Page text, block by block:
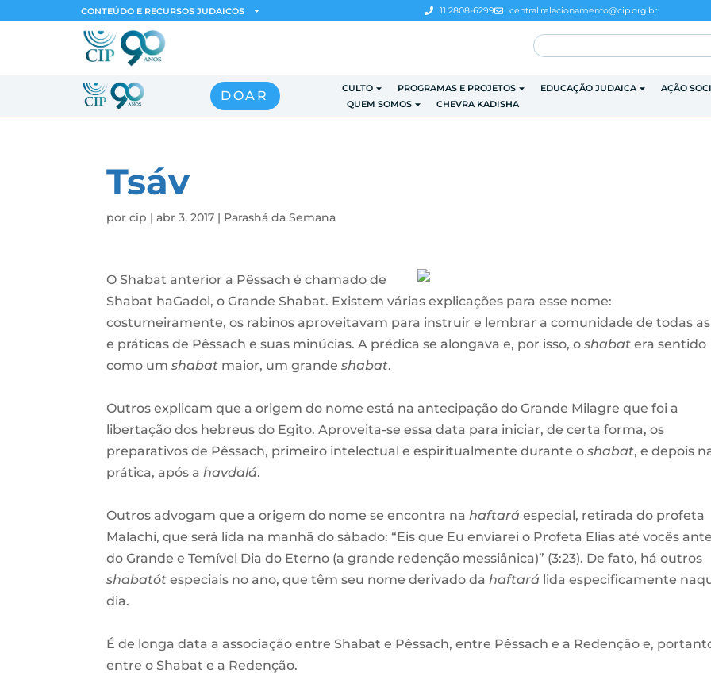
CONTEÚDO E RECURSOS JUDAICOS 11 2808-6299 central.relacionamento@cip.org.br
DOAR CULTO PROGRAMAS E PROJETOS EDUCAÇÃO JUDAICA AÇÃO
QUEM SOMOS
CHEVRA KADISHA
Tsáv
porcip |abr 3, 2017 | Parashá da Semana
O Shabat anterior a Pêssach é chamado de
Shabat haGadol, o Grande Shabat. Existem várias explicações para esse nome:
costumeiramente, os rabinos aproveitavam para instruir e lembrar a comunidade de todas as
e práticas de Pêssach e suas minúcias. A prédica se alongava e, por isso, oshabat era sentido
como umshabat maior, um grandeshabat.
Outros explicam que a origem do nome está na antecipação do Grande Milagre que foi a
libertação dos hebreus do Egito. Aproveita-se essa data para iniciar, de certa forma, os
preparativos de Pêssach, primeiro intelectual e espiritualmente durante oshabat, e depois
prática, após ahavdalá.
Outros advogam que a origem do nome se encontra nahaftará especial, retirada do profeta
Malachi, que será lida na manhã do sábado: “Eis que Eu enviarei o Profeta Elias até vocês
do Grande e Temível Dia do Eterno (a grande redenção messiânica)” (3:23). De fato, há outros
shabatót especiais no ano, que têm seu nome derivado dahaftará lida especificamente
dia.
É de longa data a associação entre Shabat e Pêssach, entre Pêssach e a Redenção e,
entre o Shabat e a Redenção.